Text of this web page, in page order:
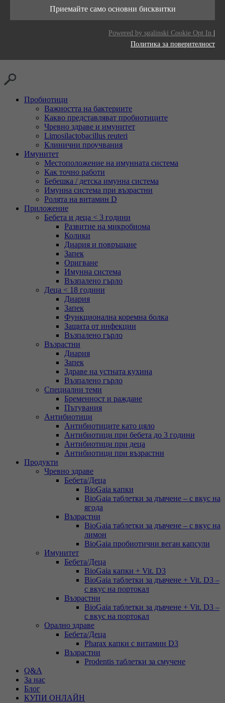
Пробиотици
Важността на бактериите
Какво представляват пробиотиците
Чревно здраве и имунитет
Limosilactobacillus reuteri
Клинични проучвания
Имунитет
Местоположение на имунната система
Как точно работи
Бебешка / детска имунна система
Имунна система при възрастни
Ролята на витамин D
Приложение
Бебета и деца < 3 години
Развитие на микробиома
Колики
Диария и повръщане
Запек
Оригване
Имунна система
Възпалено гърло
Деца < 18 години
Диария
Запек
Функционална коремна болка
Защита от инфекции
Възпалено гърло
Възрастни
Диария
Запек
Здраве на устната кухина
Възпалено гърло
Специални теми
Бременност и раждане
Пътувания
Антибиотици
Антибиотиците като цяло
Антибиотици при бебета до 3 години
Антибиотици при деца
Антибиотици при възрастни
Продукти
Чревно здраве
Бебета/Деца
BioGaia капки
BioGaia таблетки за дъвчене – с вкус на
ягода
Възрастни
BioGaia таблетки за дъвчене – с вкус на
лимон
BioGaia пробиотични веган капсули
Имунитет
Бебета/Деца
BioGaia капки + Vit. D3
BioGaia таблетки за дъвчене + Vit. D3 –
с вкус на портокал
Възрастни
BioGaia таблетки за дъвчене + Vit. D3 –
с вкус на портокал
Орално здраве
Бебета/Деца
Pharax капки с витамин D3
Възрастни
Prodentis таблетки за смучене
Q&A
За нас
Блог
КУПИ ОНЛАЙН
Приемайте само основни бисквитки
Powered by sgalinski Cookie Opt In
Политика за поверителност